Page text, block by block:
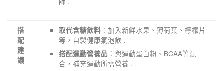
搭
配
建
議
取代含糖飲料 ：加入新鮮水果、薄荷葉、檸檬片
等，自製健康氣泡飲 .
搭配運動營養品 ：與運動蛋白粉、BCAA等混
合，補充運動所需營養 .